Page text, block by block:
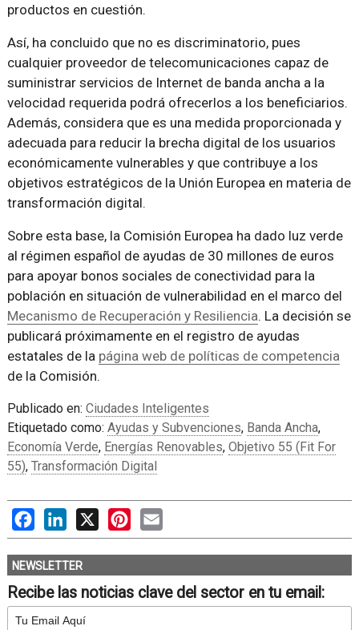
productos en cuestión.
Así, ha concluido que no es discriminatorio, pues
cualquier proveedor de telecomunicaciones capaz de
suministrar servicios de Internet de banda ancha a la
velocidad requerida podrá ofrecerlos a los beneficiarios.
Además, considera que es una medida proporcionada y
adecuada para reducir la brecha digital de los usuarios
económicamente vulnerables y que contribuye a los
objetivos estratégicos de la Unión Europea en materia de
transformación digital.
Sobre esta base, la Comisión Europea ha dado luz verde
al régimen español de ayudas de 30 millones de euros
para apoyar bonos sociales de conectividad para la
población en situación de vulnerabilidad en el marco del
Mecanismo de Recuperación y Resiliencia. La decisión se
publicará próximamente en el registro de ayudas
estatales de la página web de políticas de competencia
de la Comisión.
Publicado en: Ciudades Inteligentes
Etiquetado como: Ayudas y Subvenciones, Banda Ancha,
Economía Verde, Energías Renovables, Objetivo 55 (Fit For
55), Transformación Digital
FacebookLinkedIn
X PinterestEmail
NEWSLETTER
Recibe las noticias clave del sector en tu email: